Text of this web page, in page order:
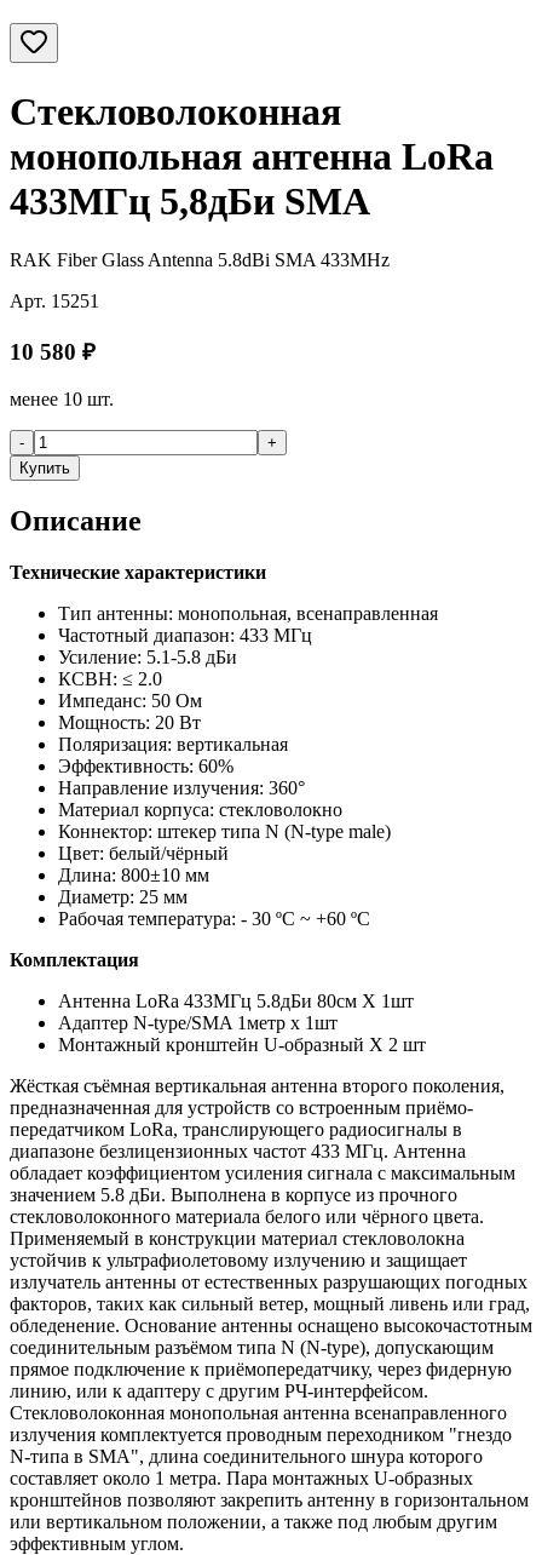
Стекловолоконная
монопольная антенна LoRa
433МГц 5,8дБи SMA
RAK Fiber Glass Antenna 5.8dBi SMA 433MHz
Арт. 15251
10 580 ₽
менее 10 шт.
-
+
Купить
Описание
Технические характеристики
Тип антенны: монопольная, всенаправленная
Частотный диапазон: 433 МГц
Усиление: 5.1-5.8 дБи
КСВН: ≤ 2.0
Импеданс: 50 Ом
Мощность: 20 Вт
Поляризация: вертикальная
Эффективность: 60%
Направление излучения: 360°
Материал корпуса: стекловолокно
Коннектор: штекер типа N (N-type male)
Цвет: белый/чёрный
Длина: 800±10 мм
Диаметр: 25 мм
Рабочая температура: - 30 ºC ~ +60 ºC
Комплектация
Антенна LoRa 433МГц 5.8дБи 80см Х 1шт
Адаптер N-type/SMA 1метр х 1шт
Монтажный кронштейн U-образный Х 2 шт
Жёсткая съёмная вертикальная антенна второго поколения,
предназначенная для устройств со встроенным приёмо-
передатчиком LoRa, транслирующего радиосигналы в
диапазоне безлицензионных частот 433 МГц. Антенна
обладает коэффициентом усиления сигнала с максимальным
значением 5.8 дБи. Выполнена в корпусе из прочного
стекловолоконного материала белого или чёрного цвета.
Применяемый в конструкции материал стекловолокна
устойчив к ультрафиолетовому излучению и защищает
излучатель антенны от естественных разрушающих погодных
факторов, таких как сильный ветер, мощный ливень или град,
обледенение. Основание антенны оснащено высокочастотным
соединительным разъёмом типа N (N-type), допускающим
прямое подключение к приёмопередатчику, через фидерную
линию, или к адаптеру с другим РЧ-интерфейсом.
Стекловолоконная монопольная антенна всенаправленного
излучения комплектуется проводным переходником "гнездо
N-типа в SMA", длина соединительного шнура которого
составляет около 1 метра. Пара монтажных U-образных
кронштейнов позволяют закрепить антенну в горизонтальном
или вертикальном положении, а также под любым другим
эффективным углом.